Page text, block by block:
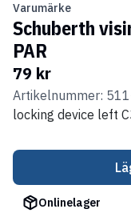
Varumärke
Schuberth
PAR
79 kr
Artikelnummer:
locking device left
Onlinelager